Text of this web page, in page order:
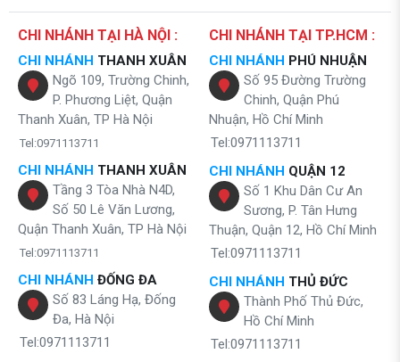
CHI NHÁNH TẠI HÀ NỘI :
CHI NHÁNH THANH XUÂN
Ngõ 109, Trường Chinh,
P. Phương Liệt, Quận
Thanh Xuân, TP Hà Nội
Tel:0971113711
CHI NHÁNH THANH XUÂN
Tầng 3 Tòa Nhà N4D,
Số 50 Lê Văn Lương,
Quận Thanh Xuân, TP Hà Nội
Tel:0971113711
CHI NHÁNH ĐỐNG ĐA
Số 83 Láng Hạ, Đống
Đa, Hà Nội
Tel:0971113711
CHI NHÁNH TẠI TP.HCM :
CHI NHÁNH PHÚ NHUẬN
Số 95 Đường Trường
Chinh, Quận Phú
Nhuận, Hồ Chí Minh
Tel:0971113711
CHI NHÁNH QUẬN 12
Số 1 Khu Dân Cư An
Sương, P. Tân Hưng
Thuận, Quận 12, Hồ Chí Minh
Tel:0971113711
CHI NHÁNH THỦ ĐỨC
Thành Phố Thủ Đức,
Hồ Chí Minh
Tel:0971113711